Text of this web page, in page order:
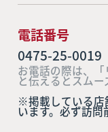
電話番号
0475-25-0019
お電話の際は、「
と伝えるとスムー
※掲載している店
います。必ず訪